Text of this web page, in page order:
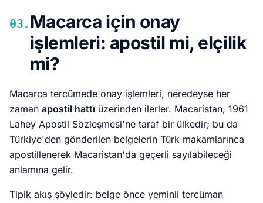
03. Macarca için onay
işlemleri: apostil mi, elçilik
mi?
Macarca tercümede onay işlemleri, neredeyse her
zaman apostil hattı üzerinden ilerler. Macaristan, 1961
Lahey Apostil Sözleşmesi'ne taraf bir ülkedir; bu da
Türkiye'den gönderilen belgelerin Türk makamlarınca
apostillenerek Macaristan'da geçerli sayılabileceği
anlamına gelir.
Tipik akış şöyledir: belge önce yeminli tercüman